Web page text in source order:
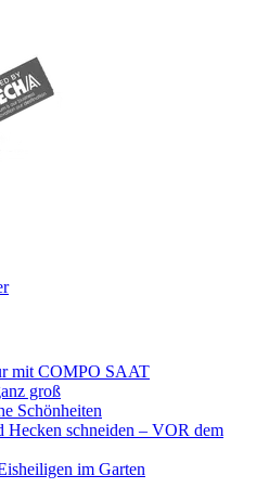
mit COMPO SAAT
groß
Schönheiten
Hecken schneiden – VOR dem
im Garten